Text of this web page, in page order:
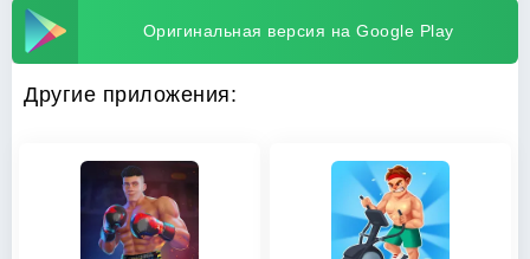
Оригинальная версия на Google Play
Другие приложения: